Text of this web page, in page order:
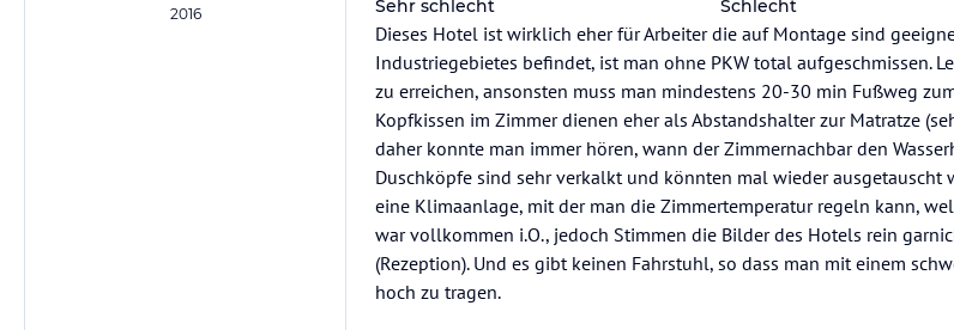
2016
Sehr schlecht Schlecht
Dieses Hotel ist wirklich eher für Arbeiter die auf Montage sind
Industriegebietes befindet, ist man ohne PKW total aufgeschmissen.
zu erreichen, ansonsten muss man mindestens 20-30 min Fußweg
Kopfkissen im Zimmer dienen eher als Abstandshalter zur Matratze
daher konnte man immer hören, wann der Zimmernachbar den
Duschköpfe sind sehr verkalkt und könnten mal wieder ausgetauscht
eine Klimaanlage, mit der man die Zimmertemperatur regeln kann,
war vollkommen i.O., jedoch Stimmen die Bilder des Hotels rein
(Rezeption). Und es gibt keinen Fahrstuhl, so dass man mit einem
hoch zu tragen.